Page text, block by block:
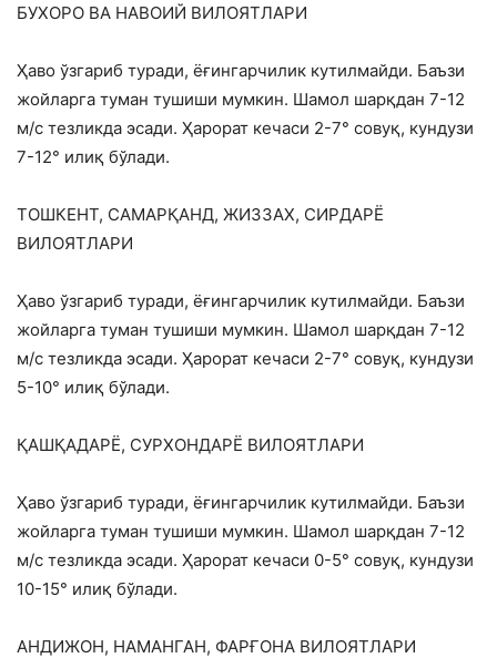
БУХОРО ВА НАВОИЙ ВИЛОЯТЛАРИ
Ҳаво ўзгариб туради, ёғингарчилик кутилмайди. Баъзи
жойларга туман тушиши мумкин. Шамол шарқдан 7-12
м/с тезликда эсади. Ҳарорат кечаси 2-7° совуқ, кундузи
7-12° илиқ бўлади.
ТОШКEНТ, САМАРҚАНД, ЖИЗЗАХ, СИРДАРЁ
ВИЛОЯТЛАРИ
Ҳаво ўзгариб туради, ёғингарчилик кутилмайди. Баъзи
жойларга туман тушиши мумкин. Шамол шарқдан 7-12
м/с тезликда эсади. Ҳарорат кечаси 2-7° совуқ, кундузи
5-10° илиқ бўлади.
ҚАШҚАДАРЁ, СУРХОНДАРЁ ВИЛОЯТЛАРИ
Ҳаво ўзгариб туради, ёғингарчилик кутилмайди. Баъзи
жойларга туман тушиши мумкин. Шамол шарқдан 7-12
м/с тезликда эсади. Ҳарорат кечаси 0-5° совуқ, кундузи
10-15° илиқ бўлади.
АНДИЖОН, НАМАНГАН, ФАРҒОНА ВИЛОЯТЛАРИ